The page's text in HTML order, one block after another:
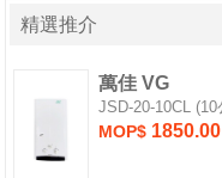
精選推介
萬佳 VG
MOP$ 1850.00